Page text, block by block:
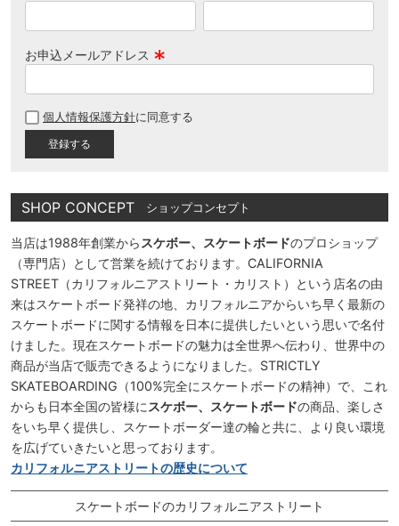
お申込メールアドレス
須
個人情報保護方針に同意する
SHOP CONCEPT ショップコンセプト
当店は1988年創業から スケボー、スケートボードのプロショップ
（専門店）として営業を続けております。CALIFORNIA
STREET（カリフォルニアストリート・カリスト）という店名の由
来はスケートボード発祥の地、カリフォルニアからいち早く最新の
スケートボードに関する情報を日本に提供したいという思いで名付
けました。現在スケートボードの魅力は全世界へ伝わり、世界中の
商品が当店で販売できるようになりました。STRICTLY
SKATEBOARDING（100%完全にスケートボードの精神）で、これ
からも日本全国の皆様に スケボー、スケートボードの商品、楽しさ
をいち早く提供し、スケートボーダー達の輪と共に、より良い環境
を広げていきたいと思っております。
カリフォルニアストリートの歴史について
スケートボードのカリフォルニアストリート